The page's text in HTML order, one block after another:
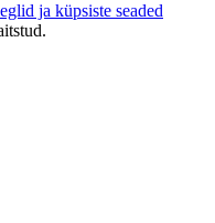
ja küpsiste seaded